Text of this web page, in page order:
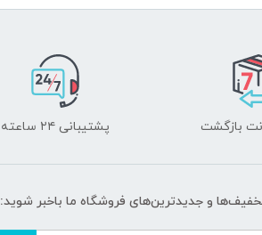
پشتیبانی ۲۴ ساعته
و جدیدترین‌های فروشگاه ما باخبر شوید: